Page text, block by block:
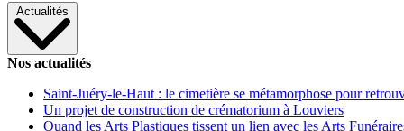
Actualités
Nos actualités
Saint-Juéry-le-Haut : le cimetière se métamorphose pour
Un projet de construction de crématorium à Louviers
Quand les Arts Plastiques tissent un lien avec les Arts